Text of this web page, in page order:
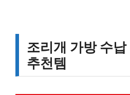
조리개 가방 수
추천템